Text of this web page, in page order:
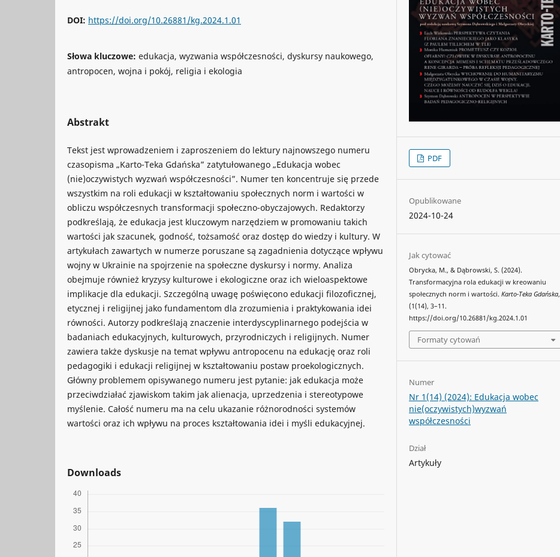
DOI: https://doi.org/10.26881/kg.2024.1.01
Słowa kluczowe: edukacja, wyzwania współczesności, dyskursy naukowego,
antropocen, wojna i pokój, religia i ekologia
Abstrakt
Tekst jest wprowadzeniem i zaproszeniem do lektury najnowszego numeru
czasopisma „Karto-Teka Gdańska” zatytułowanego „Edukacja wobec
(nie)oczywistych wyzwań współczesności”. Numer ten koncentruje się przede
wszystkim na roli edukacji w kształtowaniu społecznych norm i wartości w
obliczu współczesnych transformacji społeczno-obyczajowych. Redaktorzy
podkreślają, że edukacja jest kluczowym narzędziem w promowaniu takich
wartości jak szacunek, godność, tożsamość oraz dostęp do wiedzy i kultury. W
artykułach zawartych w numerze poruszane są zagadnienia dotyczące wpływu
wojny w Ukrainie na spojrzenie na społeczne dyskursy i normy. Analiza
obejmuje również kryzysy kulturowe i ekologiczne oraz ich wieloaspektowe
implikacje dla edukacji. Szczególną uwagę poświęcono edukacji filozoficznej,
etycznej i religijnej jako fundamentom dla zrozumienia i praktykowania idei
równości. Autorzy podkreślają znaczenie interdyscyplinarnego podejścia w
badaniach edukacyjnych, kulturowych, przyrodniczych i religijnych. Numer
zawiera także dyskusje na temat wpływu antropocenu na edukację oraz roli
pedagogiki i edukacji religijnej w kształtowaniu postaw proekologicznych.
Główny problemem opisywanego numeru jest pytanie: jak edukacja może
przeciwdziałać zjawiskom takim jak alienacja, uprzedzenia i stereotypowe
myślenie. Całość numeru ma na celu ukazanie różnorodności systemów
wartości oraz ich wpływu na proces kształtowania idei i myśli edukacyjnej.
Downloads
PDF
Opublikowane
2024-10-24
Jak cytować
Obrycka, M., & Dąbrowski, S. (2024).
Transformacyjna rola edukacji w kreowaniu
społecznych norm i wartości.Karto-Teka Gdańska,
(1(14), 3–11.
https://doi.org/10.26881/kg.2024.1.01
Formaty cytowań
Numer
Nr 1(14) (2024): Edukacja wobec
nie(oczywistych)wyzwań
współczesności
Dział
Artykuły